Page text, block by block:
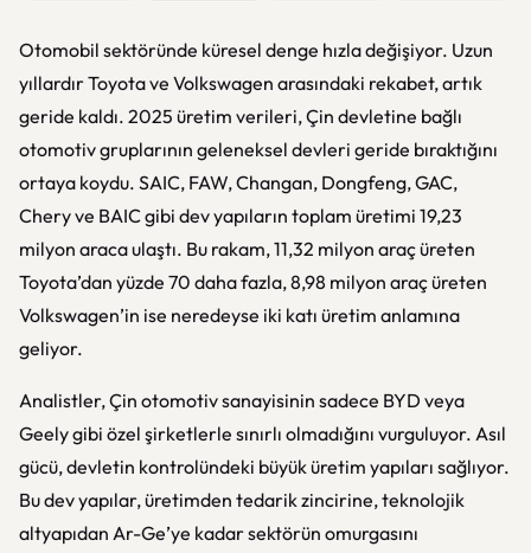
Otomobil sektöründe küresel denge hızla değişiyor. Uzun
yıllardır Toyota ve Volkswagen arasındaki rekabet, artık
geride kaldı. 2025 üretim verileri, Çin devletine bağlı
otomotiv gruplarının geleneksel devleri geride bıraktığını
ortaya koydu. SAIC, FAW, Changan, Dongfeng, GAC,
Chery ve BAIC gibi dev yapıların toplam üretimi 19,23
milyon araca ulaştı. Bu rakam, 11,32 milyon araç üreten
Toyota’dan yüzde 70 daha fazla, 8,98 milyon araç üreten
Volkswagen’in ise neredeyse iki katı üretim anlamına
geliyor.
Analistler, Çin otomotiv sanayisinin sadece BYD veya
Geely gibi özel şirketlerle sınırlı olmadığını vurguluyor. Asıl
gücü, devletin kontrolündeki büyük üretim yapıları sağlıyor.
Bu dev yapılar, üretimden tedarik zincirine, teknolojik
altyapıdan Ar-Ge’ye kadar sektörün omurgasını